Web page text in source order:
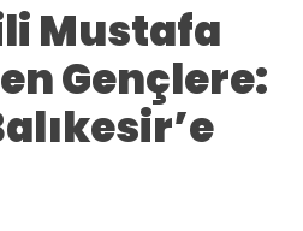
Mustafa
Gençlere: